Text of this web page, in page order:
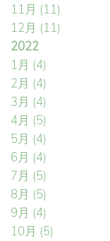
11月 (11)
12月 (11)
2022
1月 (4)
2月 (4)
3月 (4)
4月 (5)
5月 (4)
6月 (4)
7月 (5)
8月 (5)
9月 (4)
10月 (5)